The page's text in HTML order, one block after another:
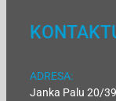
ADRESA:
Janka Palu 20/